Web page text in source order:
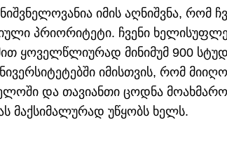
იმის აღნიშვნა, რომ
პრიორიტეტი. ჩვენი
ყოველწლიურად მინიმუმ 900
იმისთვის, რომ
და თავიანთი ცოდნა მოახმარონ
მაქსიმალურად უწყობს ხელს.